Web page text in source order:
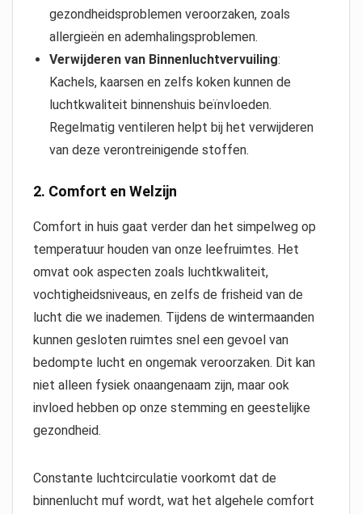
gezondheidsproblemen veroorzaken, zoals
allergieën en ademhalingsproblemen.
Verwijderen van Binnenluchtvervuiling:
Kachels, kaarsen en zelfs koken kunnen de
luchtkwaliteit binnenshuis beïnvloeden.
Regelmatig ventileren helpt bij het verwijderen
van deze verontreinigende stoffen.
2. Comfort en Welzijn
Comfort in huis gaat verder dan het simpelweg op
temperatuur houden van onze leefruimtes. Het
omvat ook aspecten zoals luchtkwaliteit,
vochtigheidsniveaus, en zelfs de frisheid van de
lucht die we inademen. Tijdens de wintermaanden
kunnen gesloten ruimtes snel een gevoel van
bedompte lucht en ongemak veroorzaken. Dit kan
niet alleen fysiek onaangenaam zijn, maar ook
invloed hebben op onze stemming en geestelijke
gezondheid.
Constante luchtcirculatie voorkomt dat de
binnenlucht muf wordt, wat het algehele comfort